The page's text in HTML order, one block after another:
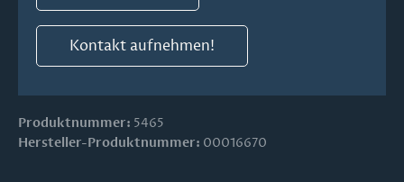
Kontakt aufnehmen!
Produktnummer: 5465
Hersteller-Produktnummer: 00016670